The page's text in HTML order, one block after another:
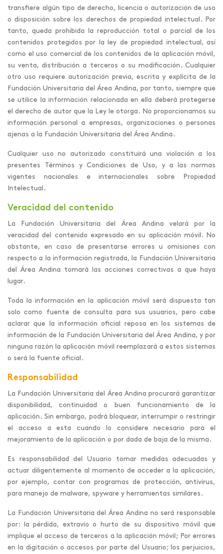
transfiere algún tipo de derecho, licencia o autorización de uso
o disposición sobre los derechos de propiedad intelectual. Por
tanto, queda prohibida la reproducción total o parcial de los
contenidos protegidos por la ley de propiedad intelectual, así
como el uso comercial de los contenidos de la aplicación móvil,
su venta, distribución a terceros o su modificación. Cualquier
otro uso requiere autorización previa, escrita y explícita de la
Fundación Universitaria del Área Andina, por tanto, siempre que
se utilice la información relacionada en ella deberá protegerse
el derecho de autor que la Ley le otorga. No proporcionamos su
información personal a empresas, organizaciones o personas
ajenas a la Fundación Universitaria del Área Andina.
Cualquier uso no autorizado constituirá una violación a los
presentes Términos y Condiciones de Uso, y a las normas
vigentes nacionales e internacionales sobre Propiedad
Intelectual.
Veracidad del contenido
La Fundación Universitaria del Área Andina velará por la
veracidad del contenido expresado en su aplicación móvil. No
obstante, en caso de presentarse errores u omisiones con
respecto a la información registrada, la Fundación Universitaria
del Área Andina tomará las acciones correctivas a que haya
lugar.
Toda la información en la aplicación móvil será dispuesta tan
solo como fuente de consulta para sus usuarios, pero cabe
aclarar que la información oficial reposa en los sistemas de
información de la Fundación Universitaria del Área Andina, y por
ninguna razón la aplicación móvil reemplazará a estos sistemas
o será la fuente oficial.
Responsabilidad
La Fundación Universitaria del Área Andina procurará garantizar
disponibilidad, continuidad o buen funcionamiento de la
aplicación. Sin embargo, podrá bloquear, interrumpir o restringir
el acceso a esta cuando lo considere necesario para el
mejoramiento de la aplicación o por dada de baja de la misma.
Es responsabilidad del Usuario tomar medidas adecuadas y
actuar diligentemente al momento de acceder a la aplicación,
por ejemplo, contar con programas de protección, antivirus,
para manejo de malware, spyware y herramientas similares.
La Fundación Universitaria del Área Andina no será responsable
por: la pérdida, extravío o hurto de su dispositivo móvil que
implique el acceso de terceros a la aplicación móvil; Por errores
en la digitación o accesos por parte del Usuario; los perjuicios,